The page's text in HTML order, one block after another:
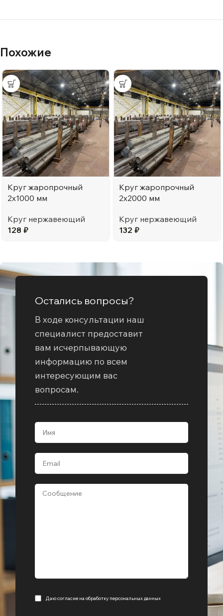
Похожие
Круг жаропрочный
2х1000 мм
Круг нержавеющий
128 ₽
Круг жаропрочный
2х2000 мм
Круг нержавеющий
132 ₽
Остались вопросы?
В ходе консультации наш
специалист предоставит
вам исчерпывающую
информацию по всем
интересующим вас
вопросам.
Даю согласие на обработку персональных данных